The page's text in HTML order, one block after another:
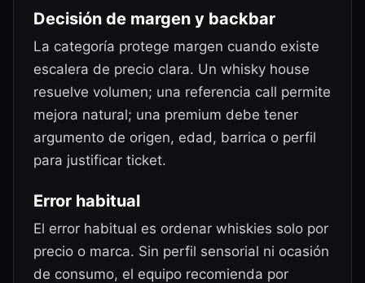
Decisión de margen y backbar
La categoría protege margen cuando existe
escalera de precio clara. Un whisky house
resuelve volumen; una referencia call permite
mejora natural; una premium debe tener
argumento de origen, edad, barrica o perfil
para justificar ticket.
Error habitual
El error habitual es ordenar whiskies solo por
precio o marca. Sin perfil sensorial ni ocasión
de consumo, el equipo recomienda por